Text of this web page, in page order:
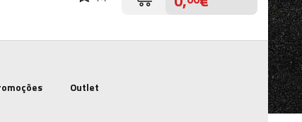
Outlet